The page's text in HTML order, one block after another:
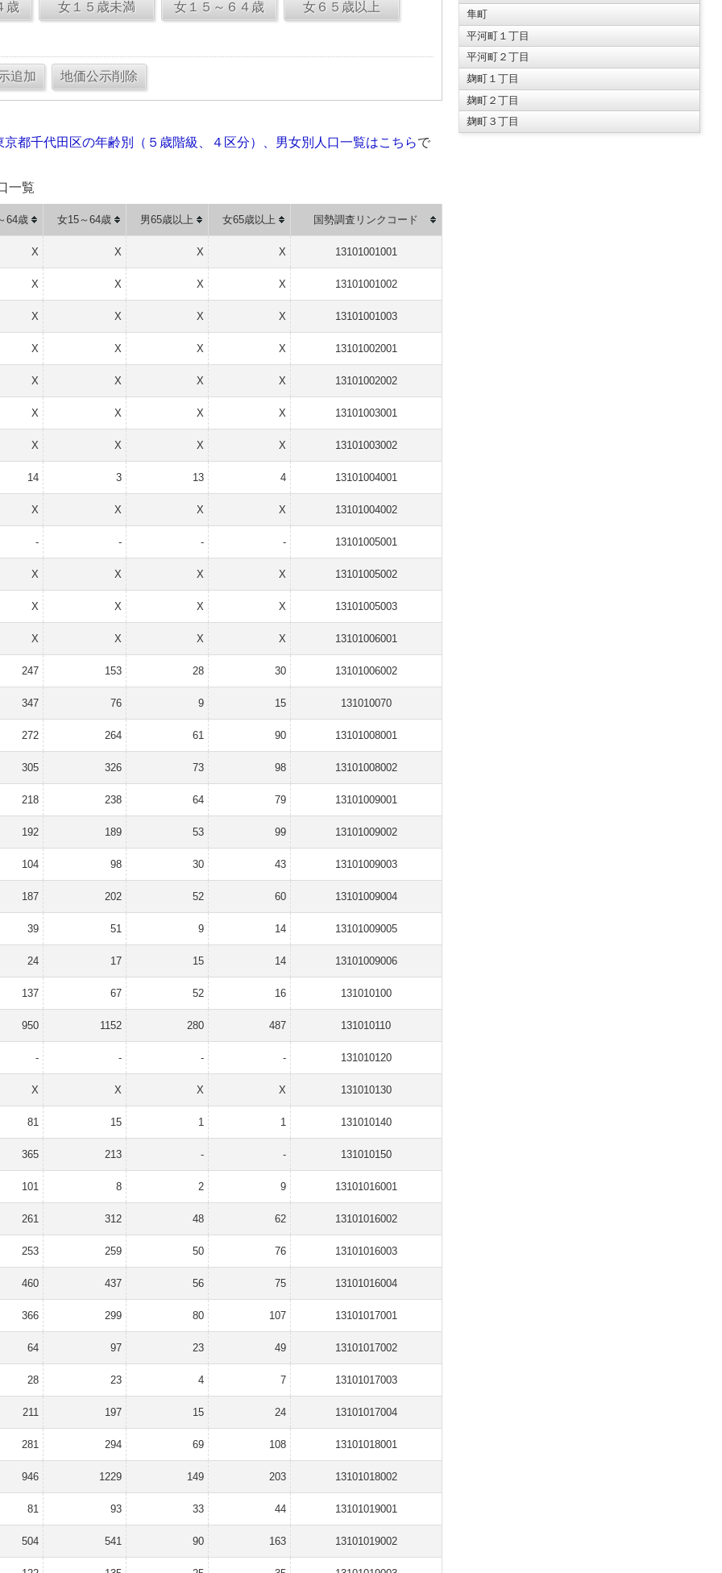
京都千代田区の年齢別（５歳階級、４区分）、男女別人口一覧はこちらで
一覧
64歳 女15～64歳 男65歳以上 女65歳以上 国勢調査リンクコード
X X X X 13101001001
X X X X 13101001002
X X X X 13101001003
X X X X 13101002001
X X X X 13101002002
X X X X 13101003001
X X X X 13101003002
14 3 13 4 13101004001
X X X X 13101004002
- - - - 13101005001
X X X X 13101005002
X X X X 13101005003
X X X X 13101006001
247 153 28 30 13101006002
347 76 9 15 131010070
272 264 61 90 13101008001
305 326 73 98 13101008002
218 238 64 79 13101009001
192 189 53 99 13101009002
104 98 30 43 13101009003
187 202 52 60 13101009004
39 51 9 14 13101009005
24 17 15 14 13101009006
137 67 52 16 131010100
950 1152 280 487 131010110
- - - - 131010120
X X X X 131010130
81 15 1 1 131010140
365 213 - - 131010150
101 8 2 9 13101016001
261 312 48 62 13101016002
253 259 50 76 13101016003
460 437 56 75 13101016004
366 299 80 107 13101017001
64 97 23 49 13101017002
28 23 4 7 13101017003
211 197 15 24 13101017004
281 294 69 108 13101018001
946 1229 149 203 13101018002
81 93 33 44 13101019001
504 541 90 163 13101019002
隼町
平河町１丁目
平河町２丁目
麹町１丁目
麹町２丁目
麹町３丁目